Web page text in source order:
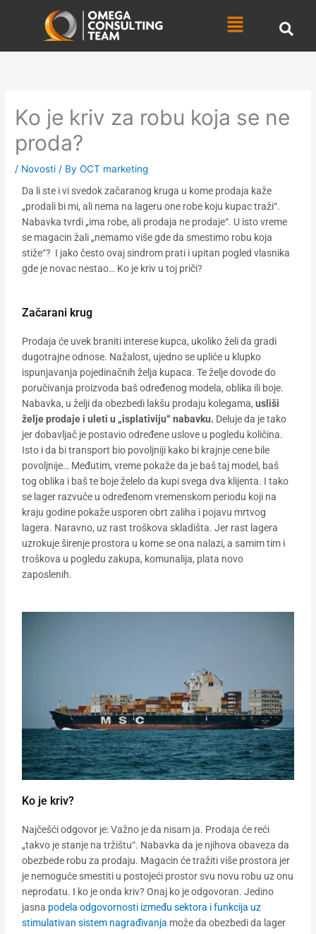
Menu
Ko je kriv za robu koja se ne
proda?
/ Novosti / ByOCT marketing
Da li ste i vi svedok začaranog kruga u kome prodaja kaže
„prodali bi mi, ali nema na lageru one robe koju kupac traži“.
Nabavka tvrdi „ima robe, ali prodaja ne prodaje“. U isto vreme
se magacin žali „nemamo više gde da smestimo robu koja
stiže“? I jako često ovaj sindrom prati i upitan pogled vlasnika
gde je novac nestao… Ko je kriv u toj priči?
Začarani krug
Prodaja će uvek braniti interese kupca, ukoliko želi da gradi
dugotrajne odnose. Nažalost, ujedno se upliće u klupko
ispunjavanja pojedinačnih želja kupaca. Te želje dovode do
poručivanja proizvoda baš određenog modela, oblika ili boje.
Nabavka, u želji da obezbedi lakšu prodaju kolegama,usliši
želje prodaje i uleti u „isplativiju“ nabavku. Deluje da je tako
jer dobavljač je postavio određene uslove u pogledu količina.
Isto i da bi transport bio povoljniji kako bi krajnje cene bile
povoljnije… Međutim, vreme pokaže da je baš taj model, baš
tog oblika i baš te boje želelo da kupi svega dva klijenta. I tako
se lager razvuče u određenom vremenskom periodu koji na
kraju godine pokaže usporen obrt zaliha i pojavu mrtvog
lagera. Naravno, uz rast troškova skladišta. Jer rast lagera
uzrokuje širenje prostora u kome se ona nalazi, a samim tim i
troškova u pogledu zakupa, komunalija, plata novo
zaposlenih.
Ko je kriv?
Najčešći odgovor je: Važno je da nisam ja. Prodaja će reći
„takvo je stanje na tržištu“. Nabavka da je njihova obaveza da
obezbede robu za prodaju. Magacin će tražiti više prostora jer
je nemoguće smestiti u postojeći prostor svu novu robu uz onu
neprodatu. I ko je onda kriv? Onaj ko je odgovoran. Jedino
jasna podela odgovornosti između sektora i funkcija uz
stimulativan sistem nagrađivanja može da obezbedi da lager